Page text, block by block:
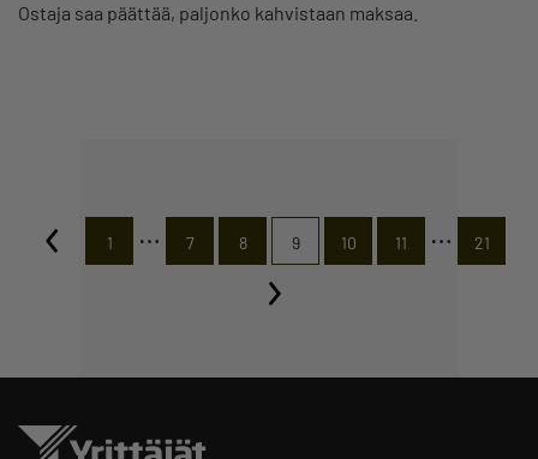
Ostaja saa päättää, paljonko kahvistaan maksaa.
1 … 7 8 9 10 11 … 21